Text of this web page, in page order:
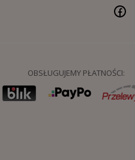
OBSŁUGUJEMY PŁATNOŚCI: